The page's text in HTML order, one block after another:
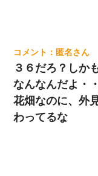
匿名
３６だろ？しか
なんなんだよ・
花畑なのに、外
わってるな